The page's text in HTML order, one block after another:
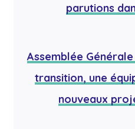
parutions
Assemblée
transition, une
nouveaux